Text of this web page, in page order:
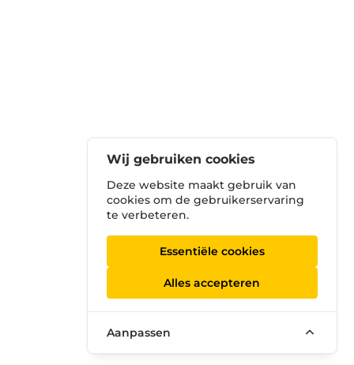
Wij gebruiken cookies
Deze website maakt gebruik van
cookies om de gebruikerservaring
te verbeteren.
Essentiële cookies
Alles accepteren
Aanpassen